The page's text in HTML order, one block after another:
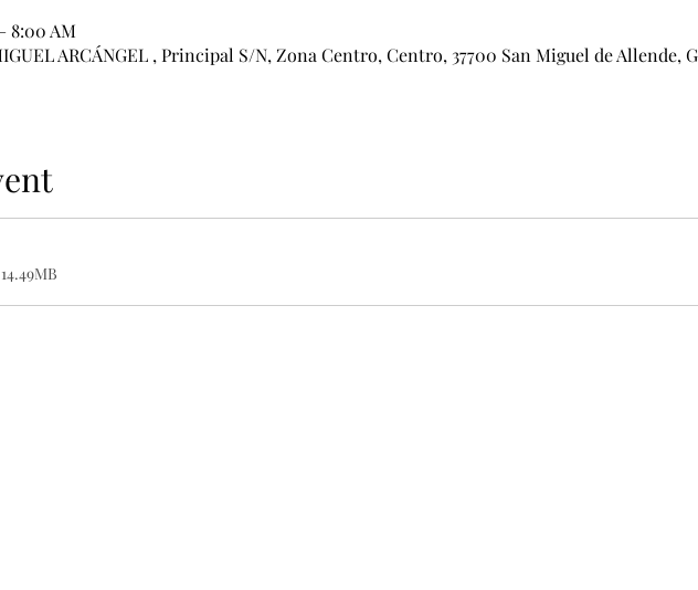
8:00 AM
ARCÁNGEL , Principal S/N, Zona Centro, Centro, 37700 San Miguel de Allende,